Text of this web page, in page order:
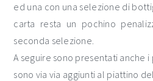
ed una con una selezione di
carta resta un pochino
seconda selezione.
A seguire sono presentati anche
sono via via aggiunti al piattino